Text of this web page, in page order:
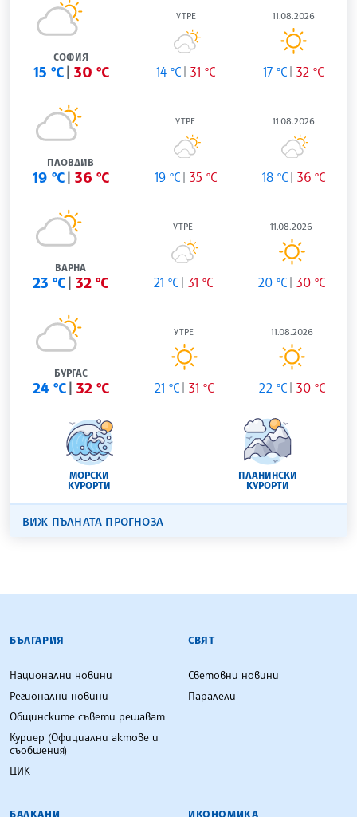
СОФИЯ
15 °C 30 °C
УТРЕ
14 °C 31 °C
11.08.2026
17 °C 32 °C
ПЛОВДИВ
19 °C 36 °C
УТРЕ
19 °C 35 °C
11.08.2026
18 °C 36 °C
ВАРНА
23 °C 32 °C
УТРЕ
21 °C 31 °C
11.08.2026
20 °C 30 °C
БУРГАС
24 °C 32 °C
УТРЕ
21 °C 31 °C
11.08.2026
22 °C 30 °C
МОРСКИ
КУРОРТИ
ПЛАНИНСКИ
КУРОРТИ
ВИЖ ПЪЛНАТА ПРОГНОЗА
БЪЛГАРСКА ТЕЛЕГРАФНА АГЕНЦИЯ
БЪЛГАРИЯ
Национални новини
Регионални новини
Общинските съвети решават
Куриер (Официални актове и
съобщения)
ЦИК
СВЯТ
Световни новини
Паралели
БАЛКАНИ ИКОНОМИКА